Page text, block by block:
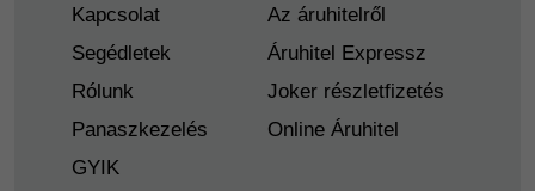
Kapcsolat
Segédletek
Rólunk
Panaszkezelés
GYIK
Az áruhitelről
Áruhitel Expressz
Joker részletfizetés
Online Áruhitel